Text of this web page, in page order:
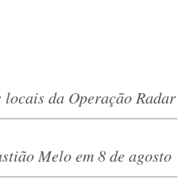
da Operação Radar
Melo em 8 de agosto